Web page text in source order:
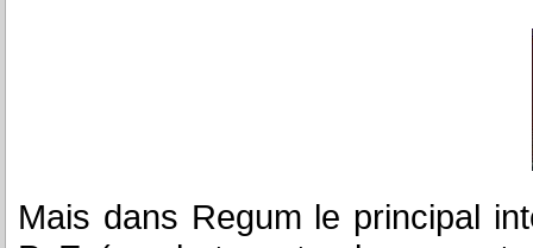
Mais dans Regum le principal